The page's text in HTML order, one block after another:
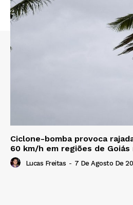
Ciclone-bomba provoca
60 km/h em regiões de
Lucas Freitas - 7 De Agosto De